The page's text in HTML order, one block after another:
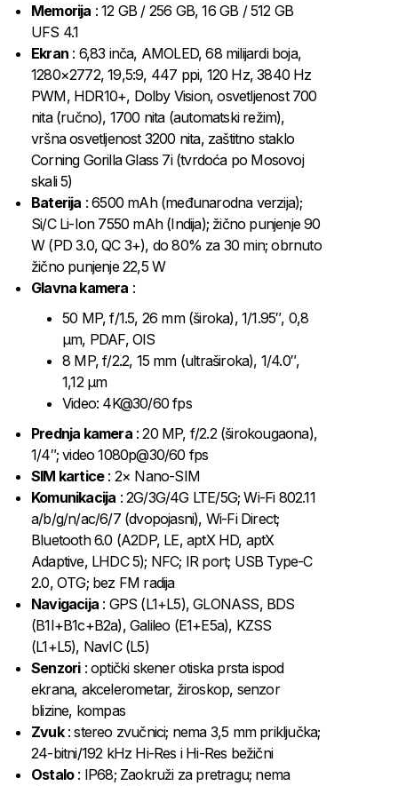
Memorija : 12 GB / 256 GB, 16 GB / 512 GB
UFS 4.1
Ekran : 6,83 inča, AMOLED, 68 milijardi boja,
1280×2772, 19,5:9, 447 ppi, 120 Hz, 3840 Hz
PWM, HDR10+, Dolby Vision, osvetljenost 700
nita (ručno), 1700 nita (automatski režim),
vršna osvetljenost 3200 nita, zaštitno staklo
Corning Gorilla Glass 7i (tvrdoća po Mosovoj
skali 5)
Baterija : 6500 mAh (međunarodna verzija);
Si/C Li-Ion 7550 mAh (Indija); žično punjenje 90
W (PD 3.0, QC 3+), do 80% za 30 min; obrnuto
žično punjenje 22,5 W
Glavna kamera :
50 MP, f/1.5, 26 mm (široka), 1/1.95″, 0,8
µm, PDAF, OIS
8 MP, f/2.2, 15 mm (ultraširoka), 1/4.0″,
1,12 µm
Video: 4K@30/60 fps
Prednja kamera: 20 MP, f/2.2 (širokougaona),
1/4″; video 1080p@30/60 fps
SIM kartice: 2× Nano-SIM
Komunikacija : 2G/3G/4G LTE/5G; Wi-Fi 802.11
a/b/g/n/ac/6/7 (dvopojasni), Wi-Fi Direct;
Bluetooth 6.0 (A2DP, LE, aptX HD, aptX
Adaptive, LHDC 5); NFC; IR port; USB Type-C
2.0, OTG; bez FM radija
Navigacija : GPS (L1+L5), GLONASS, BDS
(B1I+B1c+B2a), Galileo (E1+E5a), KZSS
(L1+L5), NavIC (L5)
Senzori: optički skener otiska prsta ispod
ekrana, akcelerometar, žiroskop, senzor
blizine, kompas
Zvuk: stereo zvučnici; nema 3,5 mm priključka;
24-bitni/192 kHz Hi-Res i Hi-Res bežični
Ostalo: IP68; Zaokruži za pretragu; nema